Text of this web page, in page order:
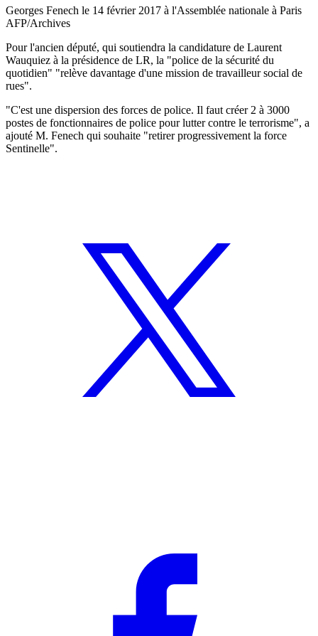
Georges Fenech le 14 février 2017 à l'Assemblée nationale à Paris
AFP/Archives
Pour l'ancien député, qui soutiendra la candidature de Laurent
Wauquiez à la présidence de LR, la "police de la sécurité du
quotidien" "relève davantage d'une mission de travailleur social de
rues".
"C'est une dispersion des forces de police. Il faut créer 2 à 3000
postes de fonctionnaires de police pour lutter contre le terrorisme", a
ajouté M. Fenech qui souhaite "retirer progressivement la force
Sentinelle".